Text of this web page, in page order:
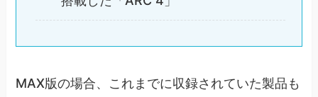
MAX版の場合、これまでに収録されていた製品も